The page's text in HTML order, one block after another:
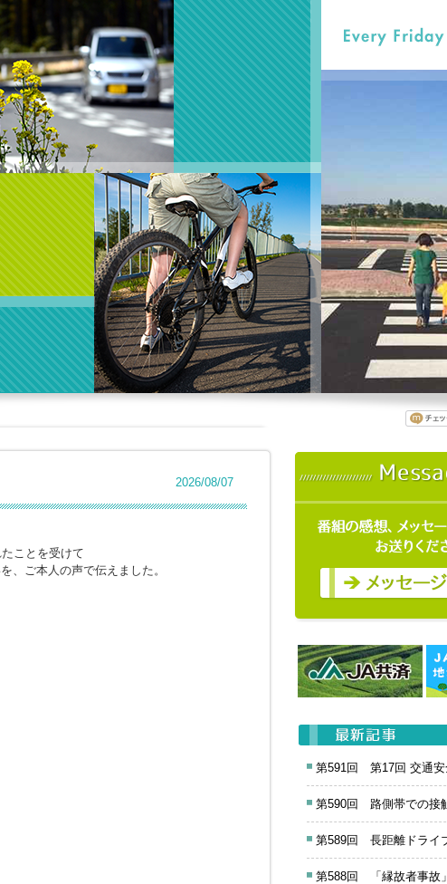
2026/08/07
ことを受けて
、ご本人の声で伝えました。
第591回 第17回 交通安
第590回 路側帯での接
第589回 長距離ドライ
第588回 「縁故者事故